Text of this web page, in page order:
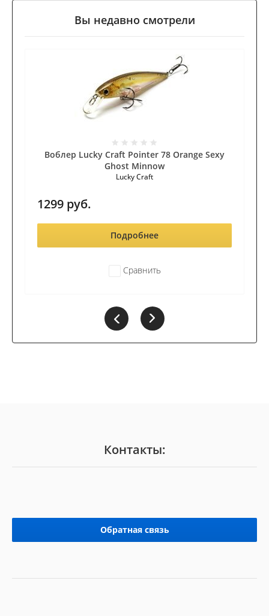
Вы недавно смотрели
Воблер Lucky Craft Pointer 78 Orange Sexy
Ghost Minnow
Lucky Craft
1299 руб.
Подробнее
Сравнить
Контакты:
Обратная связь